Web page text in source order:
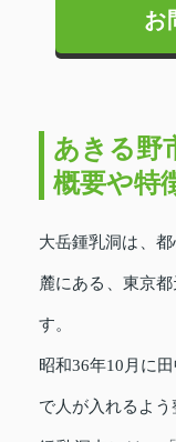
お
あきる野
概要や特
大岳鍾乳洞は、
麓にある、東京
す。
昭和36年10月に
で人が入れるよう